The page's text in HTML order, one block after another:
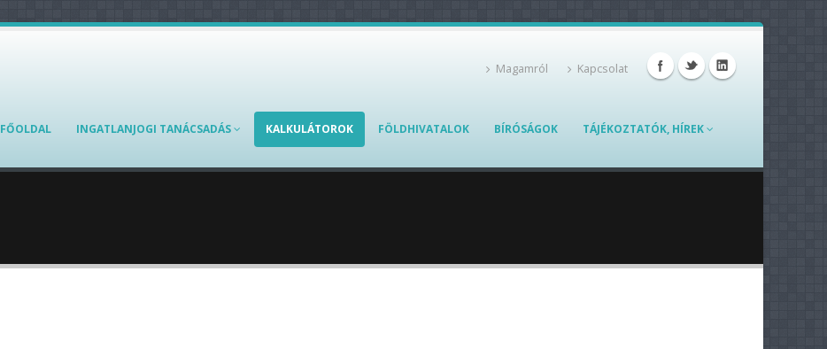
Magamról Kapcsolat
FŐOLDAL INGATLANJOGI TANÁCSADÁS KALKULÁTOROK FÖLDHIVATALOK BÍRÓSÁGOK TÁJÉKOZTATÓK, HÍREK